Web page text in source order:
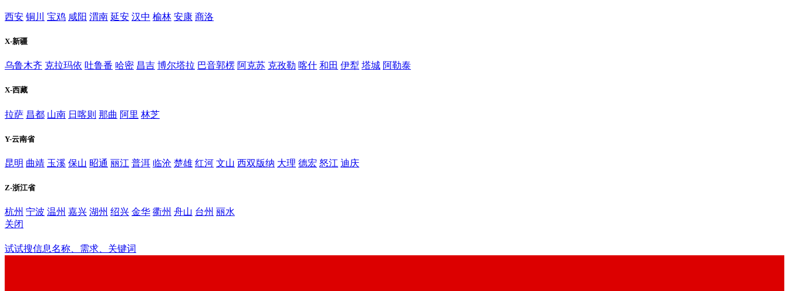
西安 铜川 宝鸡 咸阳 渭南 延安 汉中 榆林 安康 商洛
X-新疆
乌鲁木齐 克拉玛依 吐鲁番 哈密 昌吉 博尔塔拉 巴音郭楞 阿克苏 克孜勒 喀什 和田 伊犁 塔城 阿勒泰
X-西藏
拉萨 昌都 山南 日喀则 那曲 阿里 林芝
Y-云南省
昆明 曲靖 玉溪 保山 昭通 丽江 普洱 临沧 楚雄 红河 文山 西双版纳 大理 德宏 怒江 迪庆
Z-浙江省
杭州 宁波 温州 嘉兴 湖州 绍兴 金华 衢州 舟山 台州 丽水
关闭
试试搜信息名称、需求、关键词